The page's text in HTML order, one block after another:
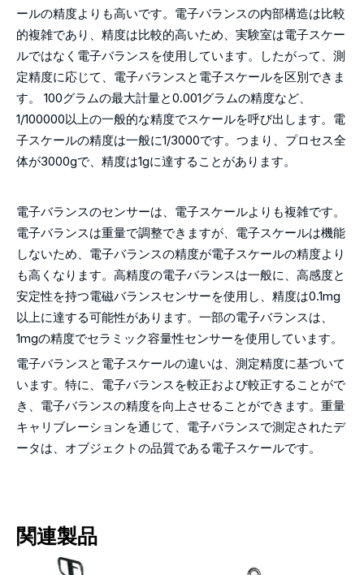
ールの精度よりも高いです。電子バランスの内部構造は比較
的複雑であり、精度は比較的高いため、実験室は電子スケー
ルではなく電子バランスを使用しています。したがって、測
定精度に応じて、電子バランスと電子スケールを区別できま
す。 100グラムの最大計量と0.001グラムの精度など、
1/100000以上の一般的な精度でスケールを呼び出します。電
子スケールの精度は一般に1/3000です。つまり、プロセス全
体が3000gで、精度は1gに達することがあります。
電子バランスのセンサーは、電子スケールよりも複雑です。
電子バランスは重量で調整できますが、電子スケールは機能
しないため、電子バランスの精度が電子スケールの精度より
も高くなります。高精度の電子バランスは一般に、高感度と
安定性を持つ電磁バランスセンサーを使用し、精度は0.1mg
以上に達する可能性があります。一部の電子バランスは、
1mgの精度でセラミック容量性センサーを使用しています。
電子バランスと電子スケールの違いは、測定精度に基づいて
います。特に、電子バランスを較正および較正することがで
き、電子バランスの精度を向上させることができます。重量
キャリブレーションを通じて、電子バランスで測定されたデ
ータは、オブジェクトの品質である電子スケールです。
関連製品